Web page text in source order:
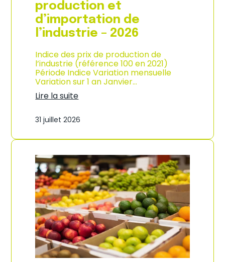
s
o
m
m
a
i
o
n
e
n
G
a
e
o
u
p
e
–
A
n
n
é
e
2
0
production et
d’importation de
l’industrie – 2026
Indice des prix de production de
l’industrie (référence 100 en 2021)
Période Indice Variation mensuelle
Variation sur 1 an Janvier…
Lire la suite
n
i
e
d
e
s
p
r
i
x
d
e
p
r
31 juillet 2026